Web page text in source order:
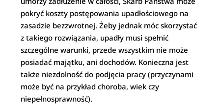
pokryć koszty postępowania upadłościowego na
zasadzie bezzwrotnej. Żeby jednak móc skorzystać
z takiego rozwiązania, upadły musi spełnić
szczególne warunki, przede wszystkim nie może
posiadać majątku, ani dochodów. Konieczna jest
także niezdolność do podjęcia pracy (przyczynami
może być na przykład choroba, wiek czy
niepełnosprawność).